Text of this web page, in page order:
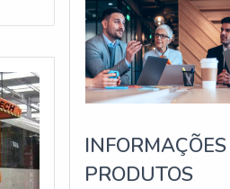
INFORMAÇÕES
PRODUTOS